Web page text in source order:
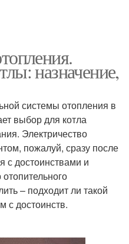
назначение,
системы отопления в
выбор для котла
Электричество
пожалуй, сразу после
с достоинствами и
– подходит ли такой
с достоинств.